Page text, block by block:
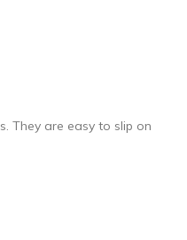
They are easy to slip on